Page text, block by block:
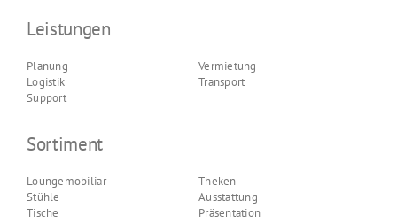
Leistungen
Planung
Logistik
Support
Vermietung
Transport
Sortiment
Loungemobiliar
Stühle
Tische
Theken
Ausstattung
Präsentation